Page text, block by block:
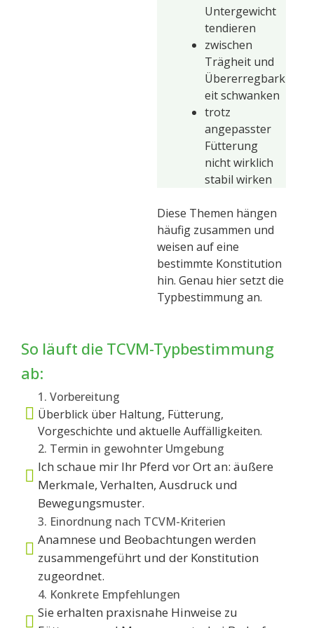
Untergewicht
tendieren
zwischen
Trägheit und
Übererregbark
eit schwanken
trotz
angepasster
Fütterung
nicht wirklich
stabil wirken
Diese Themen hängen
häufig zusammen und
weisen auf eine
bestimmte Konstitution
hin. Genau hier setzt die
Typbestimmung an.
So läuft die TCVM-Typbestimmung
ab:
1. Vorbereitung
Überblick über Haltung, Fütterung,
Vorgeschichte und aktuelle Auffälligkeiten.
2. Termin in gewohnter Umgebung
Ich schaue mir Ihr Pferd vor Ort an: äußere
Merkmale, Verhalten, Ausdruck und
Bewegungsmuster.
3. Einordnung nach TCVM-Kriterien
Anamnese und Beobachtungen werden
zusammengeführt und der Konstitution
zugeordnet.
4. Konkrete Empfehlungen
Sie erhalten praxisnahe Hinweise zu